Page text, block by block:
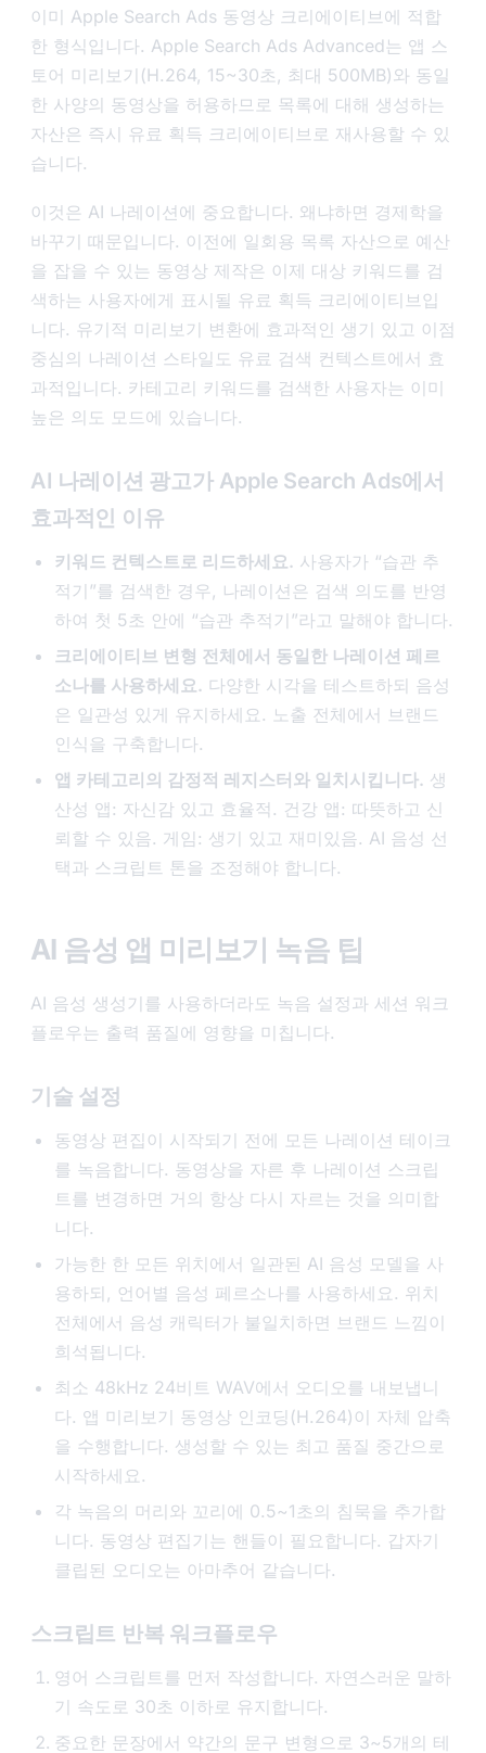
이미 Apple Search Ads 동영상 크리에이티브에 적합
한 형식입니다. Apple Search Ads Advanced는 앱 스
토어 미리보기(H.264, 15~30초, 최대 500MB)와 동일
한 사양의 동영상을 허용하므로 목록에 대해 생성하는
자산은 즉시 유료 획득 크리에이티브로 재사용할 수 있
습니다.
이것은 AI 나레이션에 중요합니다. 왜냐하면 경제학을
바꾸기 때문입니다. 이전에 일회용 목록 자산으로 예산
을 잡을 수 있는 동영상 제작은 이제 대상 키워드를 검
색하는 사용자에게 표시될 유료 획득 크리에이티브입
니다. 유기적 미리보기 변환에 효과적인 생기 있고 이점
중심의 나레이션 스타일도 유료 검색 컨텍스트에서 효
과적입니다. 카테고리 키워드를 검색한 사용자는 이미
높은 의도 모드에 있습니다.
AI 나레이션 광고가 Apple Search Ads에서
효과적인 이유
키워드 컨텍스트로 리드하세요. 사용자가 “습관 추
적기”를 검색한 경우, 나레이션은 검색 의도를 반영
하여 첫 5초 안에 “습관 추적기”라고 말해야 합니다.
크리에이티브 변형 전체에서 동일한 나레이션 페르
소나를 사용하세요. 다양한 시각을 테스트하되 음성
은 일관성 있게 유지하세요. 노출 전체에서 브랜드
인식을 구축합니다.
앱 카테고리의 감정적 레지스터와 일치시킵니다. 생
산성 앱: 자신감 있고 효율적. 건강 앱: 따뜻하고 신
뢰할 수 있음. 게임: 생기 있고 재미있음. AI 음성 선
택과 스크립트 톤을 조정해야 합니다.
AI 음성 앱 미리보기 녹음 팁
AI 음성 생성기를 사용하더라도 녹음 설정과 세션 워크
플로우는 출력 품질에 영향을 미칩니다.
기술 설정
동영상 편집이 시작되기 전에 모든 나레이션 테이크
를 녹음합니다. 동영상을 자른 후 나레이션 스크립
트를 변경하면 거의 항상 다시 자르는 것을 의미합
니다.
가능한 한 모든 위치에서 일관된 AI 음성 모델을 사
용하되, 언어별 음성 페르소나를 사용하세요. 위치
전체에서 음성 캐릭터가 불일치하면 브랜드 느낌이
희석됩니다.
최소 48kHz 24비트 WAV에서 오디오를 내보냅니
다. 앱 미리보기 동영상 인코딩(H.264)이 자체 압축
을 수행합니다. 생성할 수 있는 최고 품질 중간으로
시작하세요.
각 녹음의 머리와 꼬리에 0.5~1초의 침묵을 추가합
니다. 동영상 편집기는 핸들이 필요합니다. 갑자기
클립된 오디오는 아마추어 같습니다.
스크립트 반복 워크플로우
영어 스크립트를 먼저 작성합니다. 자연스러운 말하
기 속도로 30초 이하로 유지합니다.
중요한 문장에서 약간의 문구 변형으로 3~5개의 테